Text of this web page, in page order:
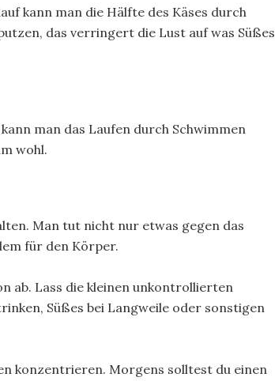
kann man die Hälfte des Käses durch
das verringert die Lust auf was Süßes
man das Laufen durch Schwimmen
wohl.
Man tut nicht nur etwas gegen das
für den Körper.
ab. Lass die kleinen unkontrollierten
Süßes bei Langweile oder sonstigen
konzentrieren. Morgens solltest du einen